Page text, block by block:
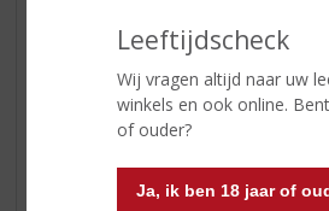
Leeftijdscheck
Wij vragen altijd naar uw
winkels en ook online.
of ouder?
Ja, ik ben 18 jaar of
WHISKY
APERITIEF